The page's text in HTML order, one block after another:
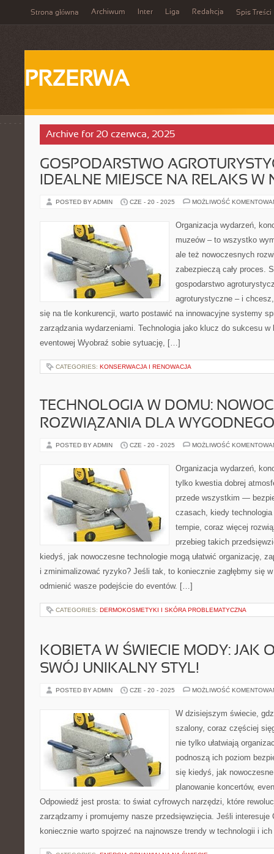
Strona główna Archiwum Inter Liga Redakcja Spis Treści
PRZERWA
Archive for 20 czerwca, 2025
GOSPODARSTWO
IDEALNE MIEJSCE NA RELAKS W
POSTED BY ADMIN CZE - 20 - 2025 MOŻLIWOŚĆ
Organizacja wydarzeń,
muzeów – to wszystko
ale też nowoczesnych
zabezpieczą cały proces.
gospodarstwo
agroturystyczne – i
się na tle konkurencji, warto postawić na innowacyjne systemy
zarządzania wydarzeniami. Technologia jako klucz do sukcesu
eventowej Wyobraź sobie sytuację, […]
CATEGORIES: KONSERWACJA I RENOWACJA
TECHNOLOGIA W DOMU:
ROZWIĄZANIA DLA
POSTED BY ADMIN CZE - 20 - 2025 MOŻLIWOŚĆ
Organizacja wydarzeń,
tylko kwestia dobrej
przede wszystkim —
czasach, kiedy
tempie, coraz więcej
przebieg takich
kiedyś, jak nowoczesne technologie mogą ułatwić organizację,
i zminimalizować ryzyko? Jeśli tak, to koniecznie zagłębmy się
odmienić wasze podejście do eventów. […]
CATEGORIES: DERMOKOSMETYKI I SKÓRA PROBLEMATYCZNA
KOBIETA W ŚWIECIE MODY: JAK
SWÓJ UNIKALNY STYL!
POSTED BY ADMIN CZE - 20 - 2025 MOŻLIWOŚĆ
W dzisiejszym świecie,
szalony, coraz częściej
nie tylko ułatwiają
podnoszą ich poziom
się kiedyś, jak
planowanie koncertów,
Odpowiedź jest prosta: to świat cyfrowych narzędzi, które
zarządzamy i promujemy nasze przedsięwzięcia. Jeśli interesuje
koniecznie warto spojrzeć na najnowsze trendy w technologii i